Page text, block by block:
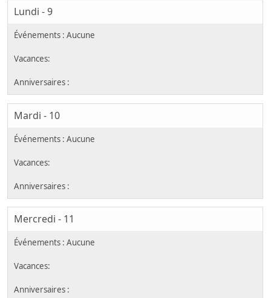
Lundi - 9
Mardi - 10
Mercredi - 11